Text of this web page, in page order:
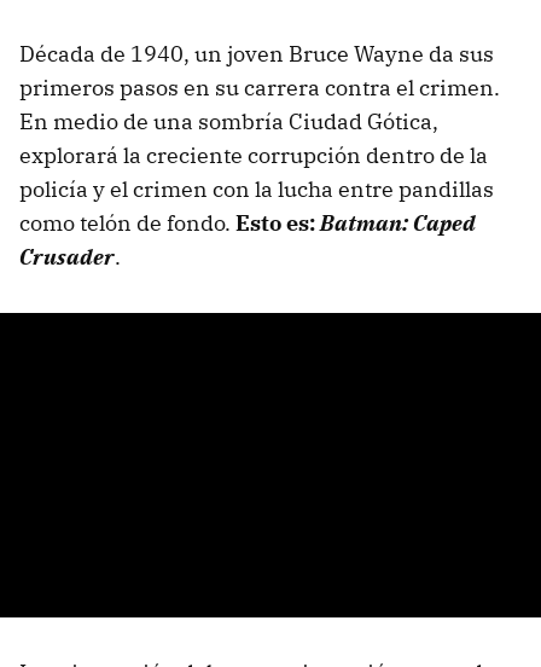
Década de 1940, un joven Bruce Wayne da sus
primeros pasos en su carrera contra el crimen.
En medio de una sombría Ciudad Gótica,
explorará la creciente corrupción dentro de la
policía y el crimen con la lucha entre pandillas
como telón de fondo. Esto es:Batman: Caped
Crusader.